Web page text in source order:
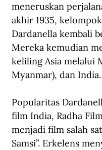
meneruskan
akhir 1935,
Dardanella kembali
Mereka kemudian
keliling Asia melalui
Myanmar), dan India.
Popularitas
film India, Radha
menjadi film salah
Samsi”. Erkelens